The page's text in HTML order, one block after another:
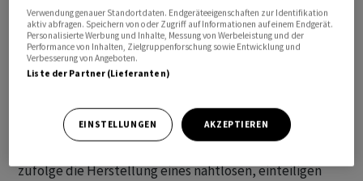
automatisierten Schuhproduktion vorangetrieben, so
die Meldung. Der neue Standort nahe der Stadt Busan
soll zudem Erkenntnisse für den geplanten globalen
Ausbau liefern.
Die LightSpray-Technologie ist eine vonOnentwickelte
Fertigungstechnologie zur Herstellung von
zufolge die Herstellung eines nahtlosen, einteiligen
Verwendung genauer Standortdaten. Endgeräteeigenschaften zur Identifikation
aktiv abfragen. Speichern von oder Zugriff auf Informationen auf einem Endgerät.
Personalisierte Werbung und Inhalte, Messung von Werbeleistung und der
Performance von Inhalten, Zielgruppenforschung sowie Entwicklung und
Verbesserung von Angeboten.
Liste der Partner (Lieferanten)
EINSTELLUNGEN AKZEPTIEREN